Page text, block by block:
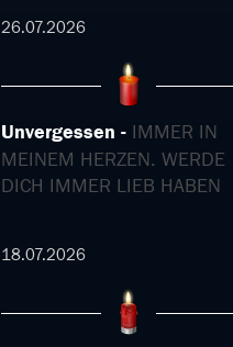
26.07.2026
Unvergessen
IMMER IN
MEINEM HERZEN. WERDE
DICH IMMER LIEB HABEN
18.07.2026